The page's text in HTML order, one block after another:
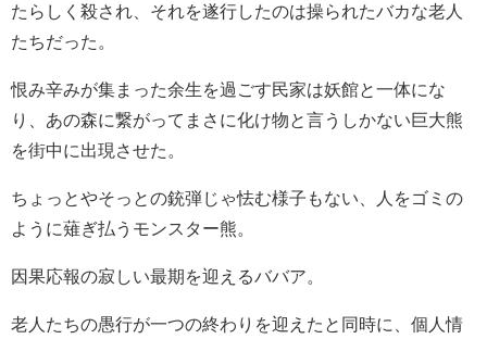
たらしく殺され、それを遂行したのは操られたバカな老人
たちだった。
恨み辛みが集まった余生を過ごす民家は妖館と一体にな
り、あの森に繋がってまさに化け物と言うしかない巨大熊
を街中に出現させた。
ちょっとやそっとの銃弾じゃ怯む様子もない、人をゴミの
ように薙ぎ払うモンスター熊。
因果応報の寂しい最期を迎えるババア。
老人たちの愚行が一つの終わりを迎えたと同時に、個人情